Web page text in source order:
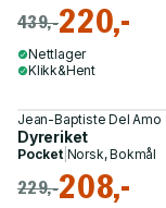
439,-220,-
Nettlager
Klikk&Hent
Jean-Baptiste Del Amo
Dyreriket
Pocket| Norsk, Bokmål
229,-208,-